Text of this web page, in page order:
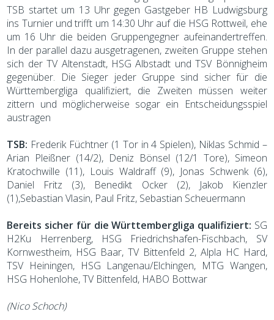
TSB startet um 13 Uhr gegen Gastgeber HB Ludwigsburg
ins Turnier und trifft um 14:30 Uhr auf die HSG Rottweil, ehe
um 16 Uhr die beiden Gruppengegner aufeinandertreffen.
In der parallel dazu ausgetragenen, zweiten Gruppe stehen
sich der TV Altenstadt, HSG Albstadt und TSV Bönnigheim
gegenüber. Die Sieger jeder Gruppe sind sicher für die
Württembergliga qualifiziert, die Zweiten müssen weiter
zittern und möglicherweise sogar ein Entscheidungsspiel
austragen
TSB: Frederik Füchtner (1 Tor in 4 Spielen), Niklas Schmid –
Arian Pleißner (14/2), Deniz Bönsel (12/1 Tore), Simeon
Kratochwille (11), Louis Waldraff (9), Jonas Schwenk (6),
Daniel Fritz (3), Benedikt Ocker (2), Jakob Kienzler
(1),Sebastian Vlasin, Paul Fritz, Sebastian Scheuermann
Bereits sicher für die Württembergliga qualifiziert: SG
H2Ku Herrenberg, HSG Friedrichshafen-Fischbach, SV
Kornwestheim, HSG Baar, TV Bittenfeld 2, Alpla HC Hard,
TSV Heiningen, HSG Langenau/Elchingen, MTG Wangen,
HSG Hohenlohe, TV Bittenfeld, HABO Bottwar
(Nico Schoch)